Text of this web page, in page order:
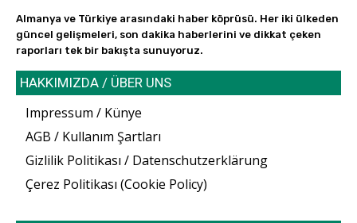
Almanya ve Türkiye arasındaki haber köprüsü. Her iki ülkeden
güncel gelişmeleri, son dakika haberlerini ve dikkat çeken
raporları tek bir bakışta sunuyoruz.
HAKKIMIZDA / ÜBER UNS
Impressum / Künye
AGB / Kullanım Şartları
Gizlilik Politikası / Datenschutzerklärung
Çerez Politikası (Cookie Policy)